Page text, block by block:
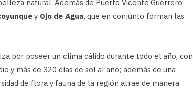
natural. Además de Puerto Vicente Guerrero,
y Ojo de Agua, que en conjunto forman las
por poseer un clima cálido durante todo el año, con
y más de 320 días de sol al año; además de una
de flora y fauna de la región atrae de manera